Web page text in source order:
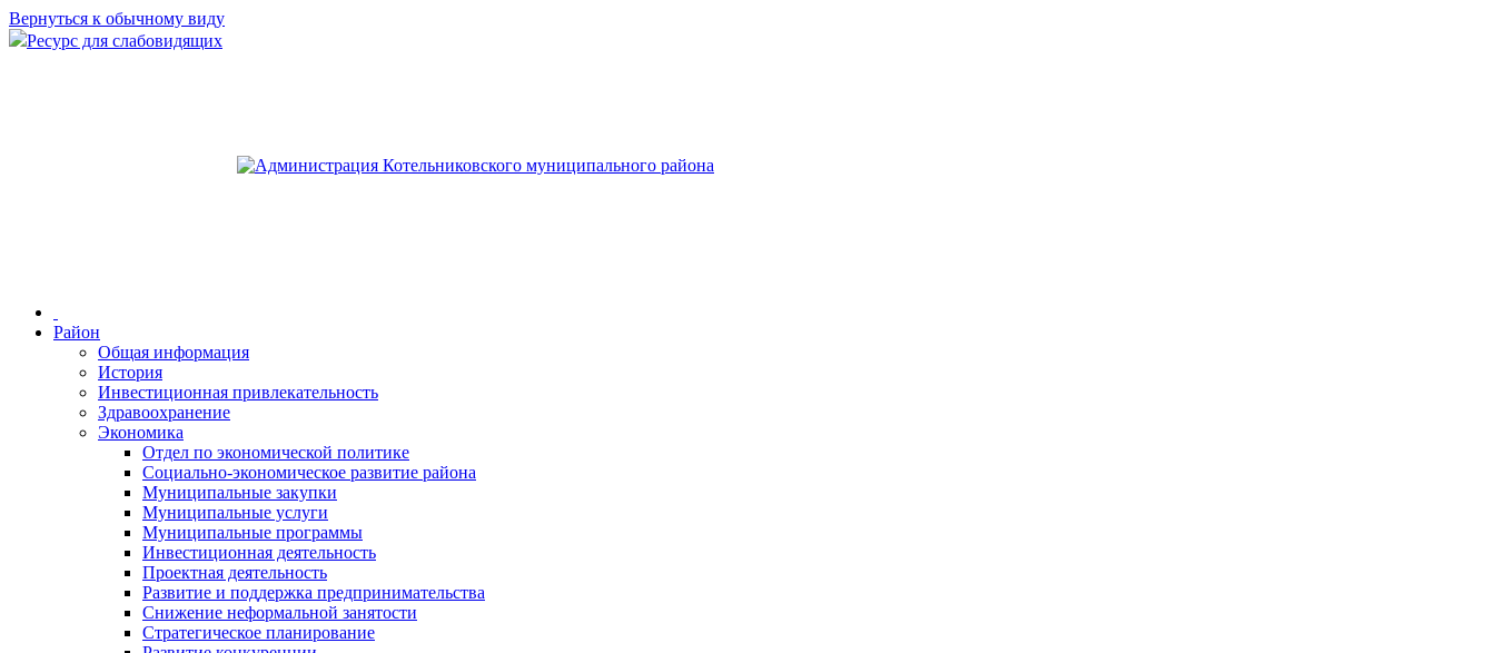
Вернуться к обычному виду
Ресурс для слабовидящих
Район
Общая информация
История
Инвестиционная привлекательность
Здравоохранение
Экономика
Отдел по экономической политике
Социально-экономическое развитие района
Муниципальные закупки
Муниципальные услуги
Муниципальные программы
Инвестиционная деятельность
Проектная деятельность
Развитие и поддержка предпринимательства
Снижение неформальной занятости
Стратегическое планирование